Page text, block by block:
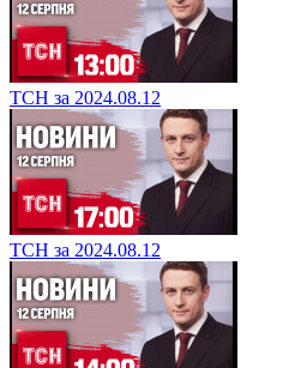
ТСН за 2024.08.12
ТСН за 2024.08.12